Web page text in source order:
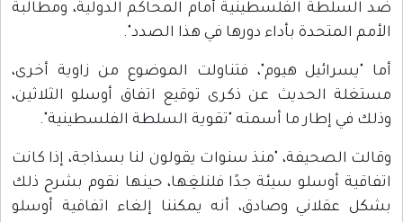
ضد السلطة الفلسطينية أمام المحاكم الدولية، ومطالبة
الأمم المتحدة بأداء دورها في هذا الصدد".
أما "يسرائيل هيوم"، فتناولت الموضوع من زاوية أخرى،
مستغلة الحديث عن ذكرى توقيع اتفاق أوسلو الثلاثين،
وذلك في إطار ما أسمته "تقوية السلطة الفلسطينية".
وقالت الصحيفة، "منذ سنوات يقولون لنا بسذاجة، إذا كانت
اتفاقية أوسلو سيئة جدًا فلنلغِها، حينها نقوم بشرح ذلك
بشكل عقلاني وصادق، أنه يمكننا إلغاء اتفاقية أوسلو